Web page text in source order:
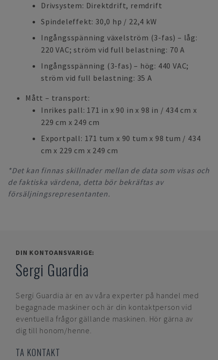
Drivsystem: Direktdrift, remdrift
Spindeleffekt: 30,0 hp / 22,4 kW
Ingångsspänning växelström (3-fas) – låg:
220 VAC; ström vid full belastning: 70 A
Ingångsspänning (3-fas) – hög: 440 VAC;
ström vid full belastning: 35 A
Mått – transport:
Inrikes pall: 171 in x 90 in x 98 in / 434 cm x
229 cm x 249 cm
Exportpall: 171 tum x 90 tum x 98 tum / 434
cm x 229 cm x 249 cm
*Det kan finnas skillnader mellan de data som visas och
de faktiska värdena, detta bör bekräftas av
försäljningsrepresentanten.
DIN KONTOANSVARIGE:
Sergi Guardia
Sergi Guardia är en av våra experter på handel med
begagnade maskiner och är din kontaktperson vid
eventuella frågor gällande maskinen. Hör gärna av
dig till honom/henne.
TA KONTAKT